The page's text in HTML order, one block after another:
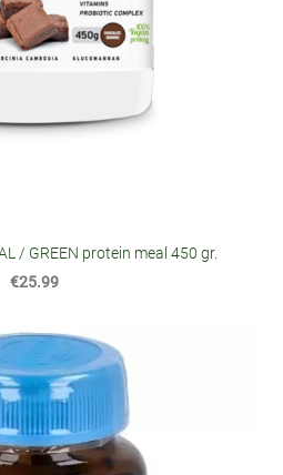
/ GREEN protein meal 450 gr.
€25.99